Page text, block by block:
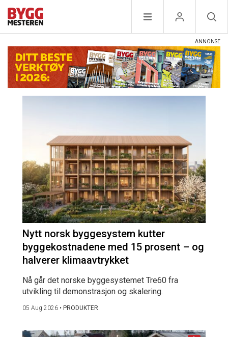
Nytt norsk byggesystem kutter
byggekostnadene med 15 prosent – og
halverer klimaavtrykket
Nå går det norske byggesystemet Tre60 fra
utvikling til demonstrasjon og skalering.
05 Aug 2026 • PRODUKTER